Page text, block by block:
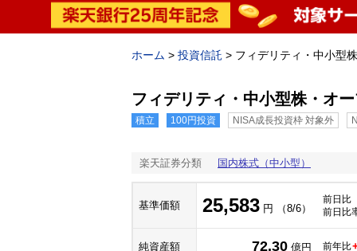
ホーム > 投資信託 > フィデリティ・中小型
フィデリティ・中小型株・オ
積立 100円投資 NISA成長投資枠 対象外
楽天証券分類 国内株式（中小型）
基準価額 25,583 円 （8/6）
前日比
前日比
純資産額 72.30 億円 前年比